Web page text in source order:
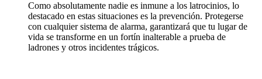
Como absolutamente nadie es inmune a los latrocinios, lo
destacado en estas situaciones es la prevención. Protegerse
con cualquier sistema de alarma, garantizará que tu lugar de
vida se transforme en un fortín inalterable a prueba de
ladrones y otros incidentes trágicos.